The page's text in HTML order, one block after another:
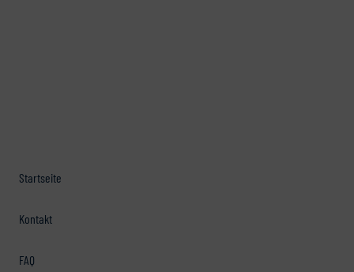
Startseite
Kontakt
FAQ